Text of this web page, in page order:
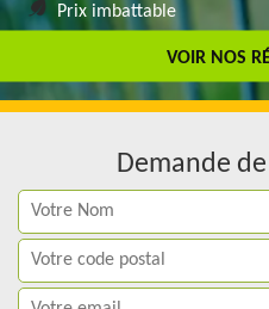
VOIR NOS
Prix imbattable
Travail de qualité
Demande